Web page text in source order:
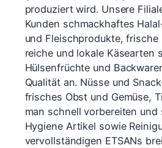
produziert wird. Unsere
Kunden schmackhaftes
und Fleischprodukte, frische
reiche und lokale Käsearten
Hülsenfrüchte und
Qualität an. Nüsse und
frisches Obst und Gemüse,
man schnell vorbereiten und
Hygiene Artikel sowie
vervollständigen ETSANs